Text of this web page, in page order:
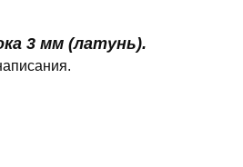
3 мм (латунь).